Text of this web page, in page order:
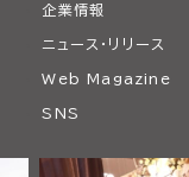
企業情報
ニュース・リリース
Web Magazine
SNS